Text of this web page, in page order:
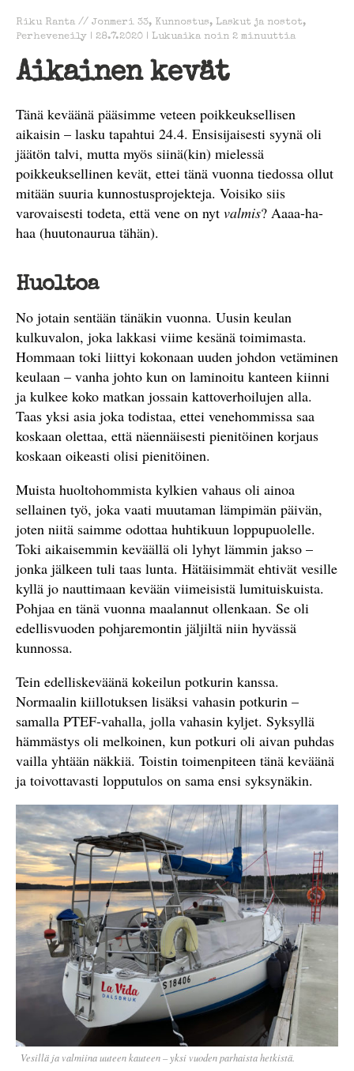
Riku Ranta // Jonmeri 33, Kunnostus, Laskut ja nostot,
Perheveneily | 28.7.2020 | Lukuaika noin 2 minuuttia
Aikainen kevät
Tänä keväänä pääsimme veteen poikkeuksellisen
aikaisin – lasku tapahtui 24.4. Ensisijaisesti syynä oli
jäätön talvi, mutta myös siinä(kin) mielessä
poikkeuksellinen kevät, ettei tänä vuonna tiedossa ollut
mitään suuria kunnostusprojekteja. Voisiko siis
varovaisesti todeta, että vene on nyt valmis? Aaaa-ha-
haa (huutonaurua tähän).
Huoltoa
No jotain sentään tänäkin vuonna. Uusin keulan
kulkuvalon, joka lakkasi viime kesänä toimimasta.
Hommaan toki liittyi kokonaan uuden johdon vetäminen
keulaan – vanha johto kun on laminoitu kanteen kiinni
ja kulkee koko matkan jossain kattoverhoilujen alla.
Taas yksi asia joka todistaa, ettei venehommissa saa
koskaan olettaa, että näennäisesti pienitöinen korjaus
koskaan oikeasti olisi pienitöinen.
Muista huoltohommista kylkien vahaus oli ainoa
sellainen työ, joka vaati muutaman lämpimän päivän,
joten niitä saimme odottaa huhtikuun loppupuolelle.
Toki aikaisemmin keväällä oli lyhyt lämmin jakso –
jonka jälkeen tuli taas lunta. Hätäisimmät ehtivät vesille
kyllä jo nauttimaan kevään viimeisistä lumituiskuista.
Pohjaa en tänä vuonna maalannut ollenkaan. Se oli
edellisvuoden pohjaremontin jäljiltä niin hyvässä
kunnossa.
Tein edelliskeväänä kokeilun potkurin kanssa.
Normaalin kiillotuksen lisäksi vahasin potkurin –
samalla PTEF-vahalla, jolla vahasin kyljet. Syksyllä
hämmästys oli melkoinen, kun potkuri oli aivan puhdas
vailla yhtään näkkiä. Toistin toimenpiteen tänä keväänä
ja toivottavasti lopputulos on sama ensi syksynäkin.
Vesillä ja valmiina uuteen kauteen – yksi vuoden parhaista hetkistä.